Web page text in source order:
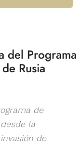
del Programa
Rusia
de
la
de